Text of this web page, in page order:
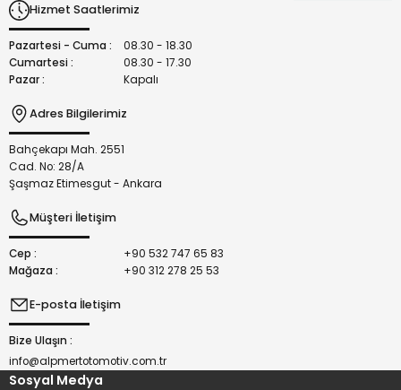
Bu ürüne benzer farklı alternatifler olmalı.
Hizmet Saatlerimiz
Pazartesi - Cuma :
08.30 - 18.30
Cumartesi :
08.30 - 17.30
Pazar :
Kapalı
Adres Bilgilerimiz
Bahçekapı Mah. 2551
Cad. No: 28/A
Şaşmaz Etimesgut - Ankara
Müşteri İletişim
Cep :
+90 532 747 65 83
Mağaza :
+90 312 278 25 53
E-posta İletişim
Bize Ulaşın :
info@alpmertotomotiv.com.tr
Sosyal Medya